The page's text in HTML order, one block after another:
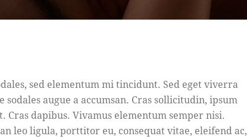
sed elementum mi tincidunt. Sed eget viverra
sodales augue a accumsan. Cras sollicitudin, ipsum
dapibus. Vivamus elementum semper nisi.
leo ligula, porttitor eu, consequat vitae, eleifend ac,